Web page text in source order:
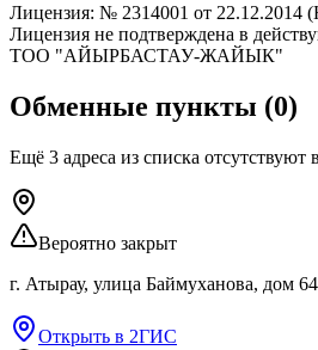
Лицензия: № 2314001 от 22.12.2014
Лицензия не подтверждена в
ТОО "АЙЫРБАСТАУ-ЖАЙЫК"
Обменные пункты (0)
Ещё 3 адреса из списка отсутствуют
Вероятно закрыт
г. Атырау, улица Баймуханова, дом
Открыть в 2ГИС